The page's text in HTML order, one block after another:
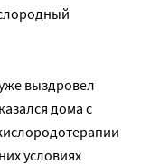
выздровел
дома с
условиях